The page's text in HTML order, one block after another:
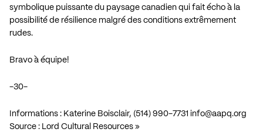
symbolique puissante du paysage canadien qui fait écho à la
possibilité de résilience malgré des conditions extrêmement
rudes.
Bravo à équipe!
-30-
Informations : Katerine Boisclair, (514) 990-7731 info@aapq.org
Source : Lord Cultural Resources »